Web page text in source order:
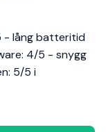
- lång batteritid
4/5 - snygg
5/5 i